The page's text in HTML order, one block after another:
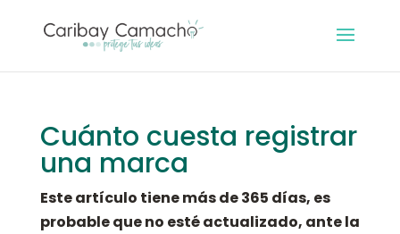
Cuánto cuesta registrar
una marca
Este artículo tiene más de 365 días, es
probable que no esté actualizado, ante la